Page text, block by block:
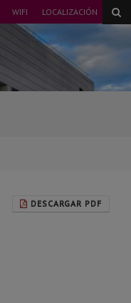
WIFI LOCALIZACIÓN
DESCARGAR PDF